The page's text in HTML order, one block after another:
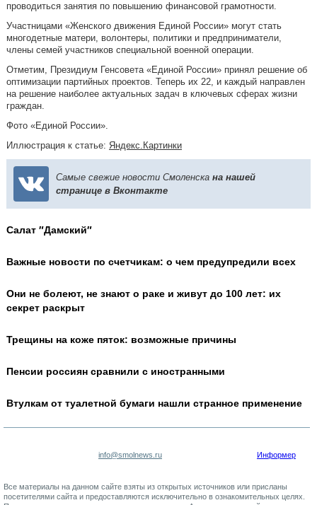
проводиться занятия по повышению финансовой грамотности.
Участницами «Женского движения Единой России» могут стать
многодетные матери, волонтеры, политики и предприниматели,
члены семей участников специальной военной операции.
Отметим, Президиум Генсовета «Единой России» принял решение об
оптимизации партийных проектов. Теперь их 22, и каждый направлен
на решение наиболее актуальных задач в ключевых сферах жизни
граждан.
Фото «Единой России».
Иллюстрация к статье: Яндекс.Картинки
Самые свежие новости Смоленска на нашей
странице в Вконтакте
Салат ″Дамский″
Важные новости по счетчикам: о чем предупредили всех
Они не болеют, не знают о раке и живут до 100 лет: их
секрет раскрыт
Трещины на коже пяток: возможные причины
Пенсии россиян сравнили с иностранными
Втулкам от туалетной бумаги нашли странное применение
info@smolnews.ru Информер
Все материалы на данном сайте взяты из открытых источников или присланы
посетителями сайта и предоставляются исключительно в ознакомительных целях.